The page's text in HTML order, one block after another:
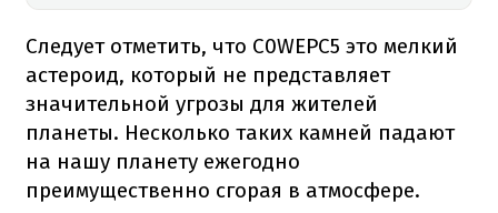
Следует отметить, что C0WEPC5 это мелкий
астероид, который не представляет
значительной угрозы для жителей
планеты. Несколько таких камней падают
на нашу планету ежегодно
преимущественно сгорая в атмосфере.